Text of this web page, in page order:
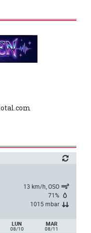
13 km/h, OSO
71%
1015 mbar
LUN
08/10
MAR
08/11